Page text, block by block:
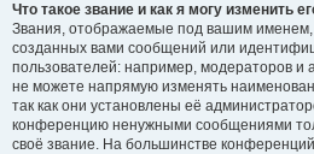
Что такое звание и как я могу изменить
Звания, отображаемые под вашим именем,
созданных вами сообщений или
пользователей: например, модераторов и
не можете напрямую изменять
так как они установлены её
конференцию ненужными сообщениями
своё звание. На большинстве